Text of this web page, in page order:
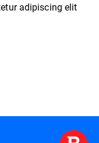
adipiscing elit